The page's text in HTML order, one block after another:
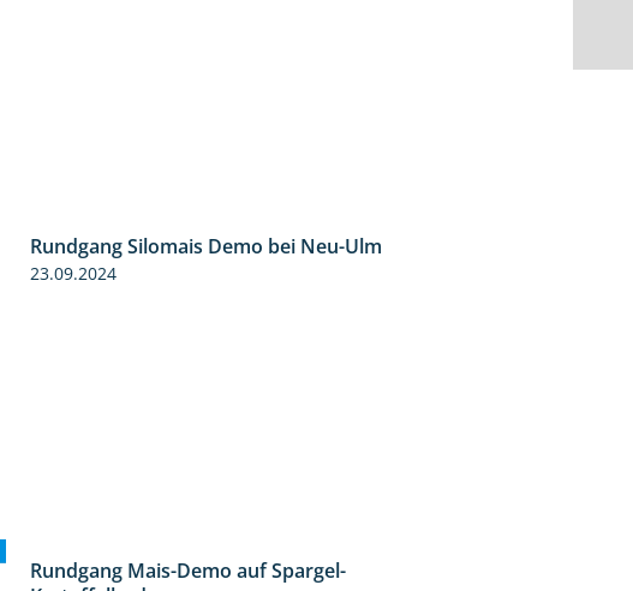
Rundgang Silomais Demo bei Neu-Ulm
Rundgang Mais-Demo auf Spargel-